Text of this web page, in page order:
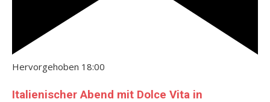
Hervorgehoben 18:00
Italienischer Abend mit Dolce Vita in